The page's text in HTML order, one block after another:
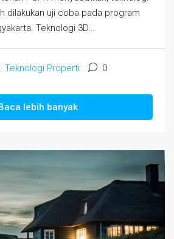
dilakukan uji coba pada program
Teknologi 3D...
Teknologi Properti 0
Baca lebih banyak